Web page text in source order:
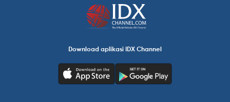
Download aplikasi IDX Channel